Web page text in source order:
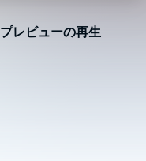
プレビューの再生